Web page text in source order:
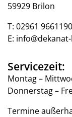
59929 Brilon
T: 02961 9661190
E:
Servicezeit:
Montag –
Donnerstag –
Termine